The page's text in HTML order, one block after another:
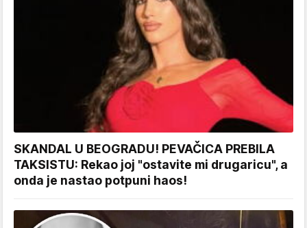
SKANDAL U BEOGRADU! PEVAČICA PREBILA
TAKSISTU: Rekao joj "ostavite mi drugaricu", a
onda je nastao potpuni haos!